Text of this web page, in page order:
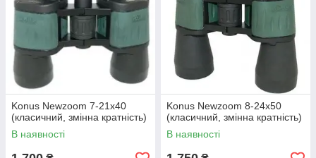
Konus Newzoom 7-21x40
(класичний, змінна кратність)
В наявності
Konus Newzoom 8-24x50
(класичний, змінна кратність)
В наявності